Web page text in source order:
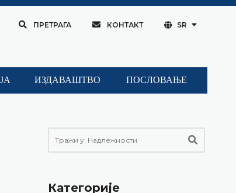
ПРЕТРАГА КОНТАКТ SR
ИЗДАВАШТВО ПОСЛОВАЊЕ
Категорије